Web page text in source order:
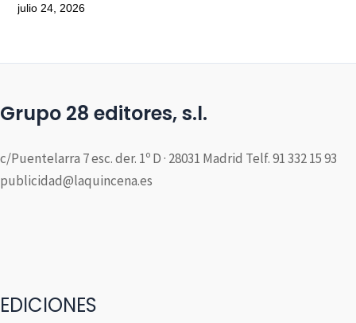
julio 24, 2026
Grupo 28 editores, s.l.
c/Puentelarra 7 esc. der. 1º D · 28031 Madrid Telf. 91 332 15 93
publicidad@laquincena.es
EDICIONES